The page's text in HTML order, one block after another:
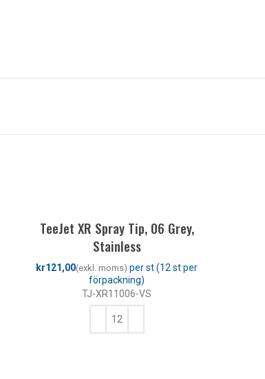
TeeJet XR Spray Tip, 06 Grey,
Stainless
kr
TJ-XR11006-VS